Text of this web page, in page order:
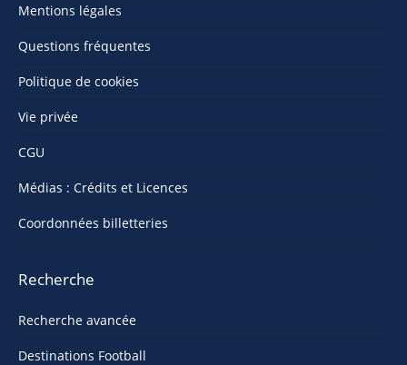
Mentions légales
Questions fréquentes
Politique de cookies
Vie privée
CGU
Médias : Crédits et Licences
Coordonnées billetteries
Recherche
Recherche avancée
Destinations Football